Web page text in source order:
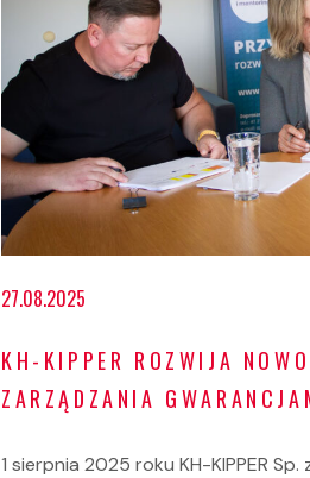
27.08.2025
KH-KIPPER ROZWIJA
ZARZĄDZANIA
1 sierpnia 2025 roku KH-KIPPER